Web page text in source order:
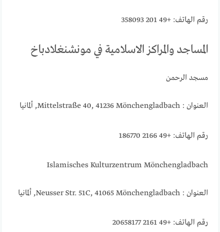
رقم الهاتف: +49 201 358093
المساجد والمراكز الاسلامية في مونشنغلادباخ
مسجد الرحمن
العنوان : Mittelstraße 40, 41236 Mönchengladbach, ألمانيا
رقم الهاتف: +49 2166 186770
Islamisches Kulturzentrum Mönchengladbach
العنوان : Neusser Str. 51C, 41065 Mönchengladbach, ألمانيا
رقم الهاتف: +49 2161 20658177